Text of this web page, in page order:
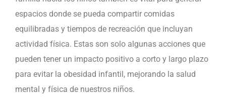
espacios donde se pueda compartir comidas
equilibradas y tiempos de recreación que incluyan
actividad física. Estas son solo algunas acciones que
pueden tener un impacto positivo a corto y largo plazo
para evitar la obesidad infantil, mejorando la salud
mental y física de nuestros niños.